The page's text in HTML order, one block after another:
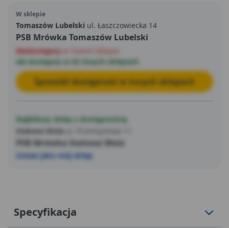
W sklepie
Tomaszów Lubelski ul. Łaszczowiecka 14
PSB Mrówka Tomaszów Lubelski
Niedostępny
ale dostępny w 62 innych sklepach
Sprawdź dostępność w innych sklepach
Najbliższy sklep z dostępnością
Stalowa Wola
PSB Mrówka Stalowa Wola
Ustaw jako mój sklep
Specyfikacja